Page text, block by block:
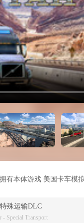
有本体游戏 美国卡车模
殊运输DLC
- Special Transport